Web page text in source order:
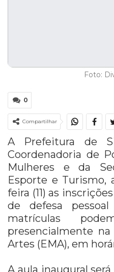
Foto:
0
Compartilhar
A Prefeitura de
Coordenadoria de
Mulheres e da
Esporte e Turismo,
feira (11) as
de defesa
matrículas
presencialmente
Artes (EMA), em
A aula inaugural